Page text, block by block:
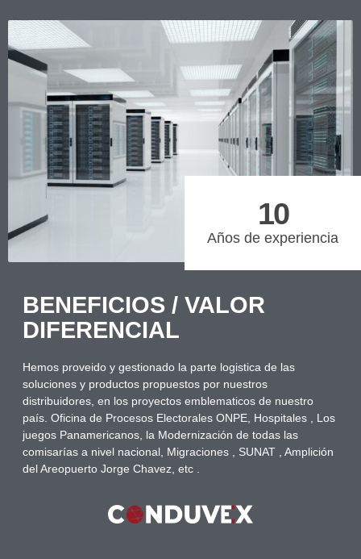
Años de experiencia
10
BENEFICIOS / VALOR
DIFERENCIAL
Hemos proveido y gestionado la parte logistica de las
soluciones y productos propuestos por nuestros
distribuidores, en los proyectos emblematicos de nuestro
país. Oficina de Procesos Electorales ONPE, Hospitales , Los
juegos Panamericanos, la Modernización de todas las
comisarías a nivel nacional, Migraciones , SUNAT , Amplición
del Areopuerto Jorge Chavez, etc .